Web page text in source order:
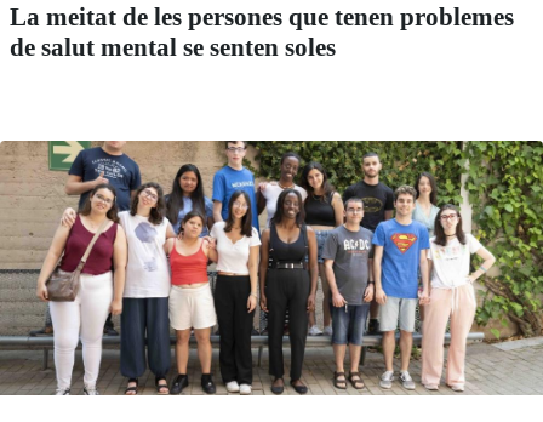
La meitat de les persones que tenen problemes
de salut mental se senten soles